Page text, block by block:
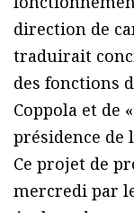
direction de
traduirait
des fonctions
Coppola et de
présidence de
Ce projet de
mercredi par